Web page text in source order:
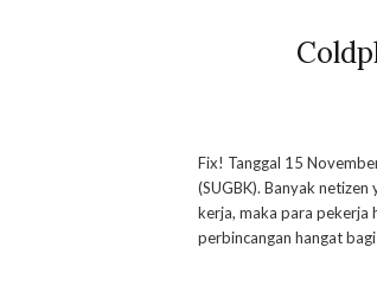
Fix! Tanggal 15
(SUGBK). Banyak
kerja, maka para pekerja
perbincangan hangat